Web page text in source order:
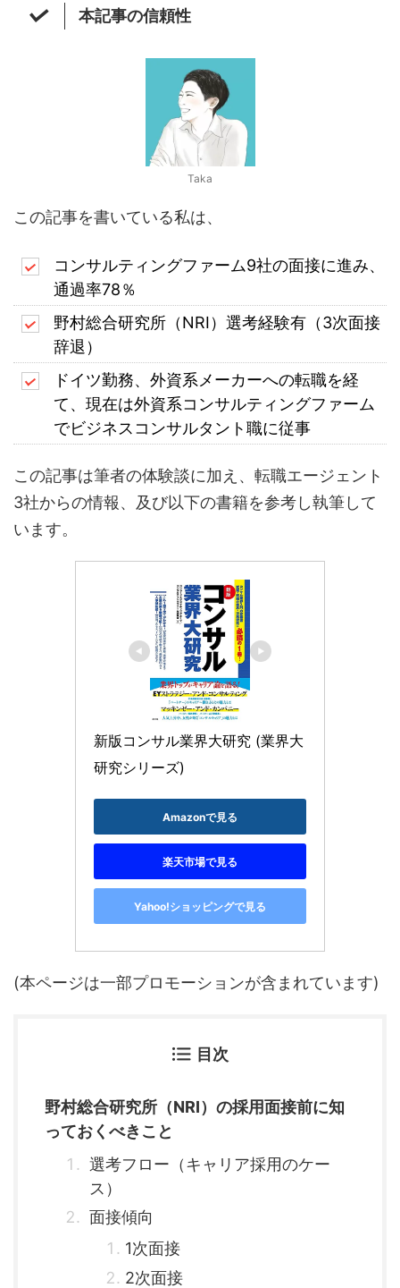
本記事の信頼性
Taka
この記事を書いている私は、
コンサルティングファーム9社の面接に進み、
通過率78％
野村総合研究所（NRI）選考経験有（3次面接
辞退）
ドイツ勤務、外資系メーカーへの転職を経
て、現在は外資系コンサルティングファーム
でビジネスコンサルタント職に従事
この記事は筆者の体験談に加え、転職エージェント
3社からの情報、及び以下の書籍を参考し執筆して
います。
新版コンサル業界大研究 (業界大
研究シリーズ)
Amazonで見る
楽天市場で見る
Yahoo!ショッピングで見る
(本ページは一部プロモーションが含まれています)
目次
野村総合研究所（NRI）の採用面接前に知
っておくべきこと
選考フロー（キャリア採用のケー
ス）
面接傾向
1次面接
2次面接